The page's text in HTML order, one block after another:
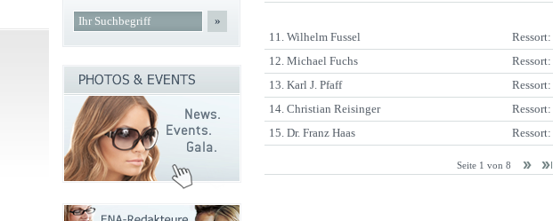
11. Wilhelm Fussel Ressort:
12. Michael Fuchs
Ressort:
13. Karl J. Pfaff
Ressort:
14. Christian Reisinger
Ressort:
15. Dr. Franz Haas
Ressort:
Seite 1 von 8
»